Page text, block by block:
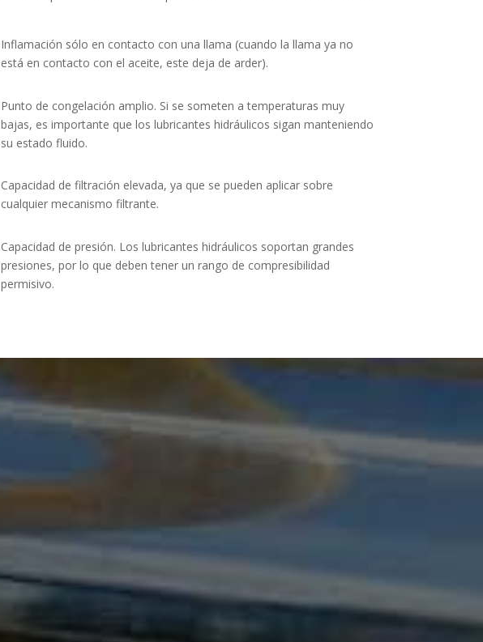
Inflamación sólo en contacto con una llama (cuando la llama ya no
está en contacto con el aceite, este deja de arder).
Punto de congelación amplio. Si se someten a temperaturas muy
bajas, es importante que los lubricantes hidráulicos sigan manteniendo
su estado fluido.
Capacidad de filtración elevada, ya que se pueden aplicar sobre
cualquier mecanismo filtrante.
Capacidad de presión. Los lubricantes hidráulicos soportan grandes
presiones, por lo que deben tener un rango de compresibilidad
permisivo.